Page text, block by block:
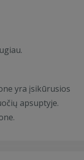
yra įsikūrusios
apsuptyje.